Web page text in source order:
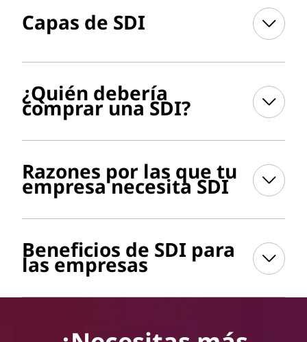
Capas de SDI
¿Quién debería
comprar una SDI?
Razones por las que tu
empresa necesita SDI
Beneficios de SDI para
las empresas